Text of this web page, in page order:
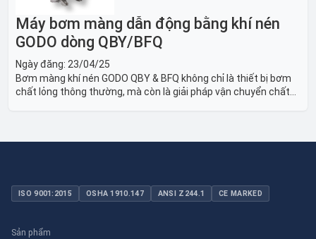
Máy bơm màng dẫn động bằng khí nén
GODO dòng QBY/BFQ
Ngày đăng: 23/04/25
Bơm màng khí nén GODO QBY & BFQ không chỉ là thiết bị bơm
chất lỏng thông thường, mà còn là giải pháp vận chuyển chất
ISO 9001:2015 OSHA 1910.147 ANSI Z244.1 CE MARKED
Sản phẩm